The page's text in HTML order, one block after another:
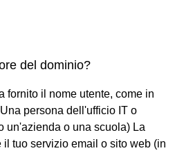
del dominio?
fornito il nome utente, come in
persona dell'ufficio IT o
un'azienda o una scuola) La
il tuo servizio email o sito web (in